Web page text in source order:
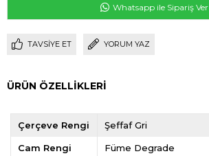
Whatsapp ile Sipariş Ver
TAVSIYE ET YORUM YAZ
ÜRÜN ÖZELLIKLERI
Çerçeve Rengi Şeffaf Gri
Cam Rengi Füme Degrade